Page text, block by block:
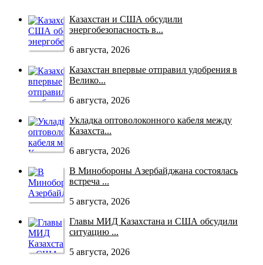
Казахстан и США обсудили
энергобезопасность в...
6 августа, 2026
Казахстан впервые отправил удобрения в
Велико...
6 августа, 2026
Укладка оптоволоконного кабеля между
Казахста...
6 августа, 2026
В Минобороны Азербайджана состоялась
встреча ...
5 августа, 2026
Главы МИД Казахстана и США обсудили
ситуацию ...
5 августа, 2026